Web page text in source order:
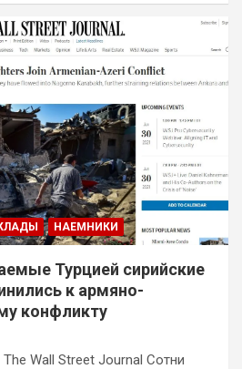
НАЕМНИКИ
Турцией сирийские
к армяно-
конфликту
Wall Street Journal Сотни